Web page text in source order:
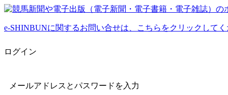
e-SHINBUNに関するお問い合せは、こちらをクリックして
ログイン
メールアドレスとパスワードを入力